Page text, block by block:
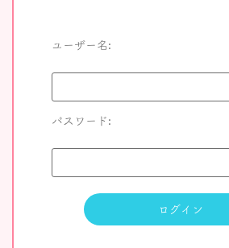
ユーザー名:
パスワード: